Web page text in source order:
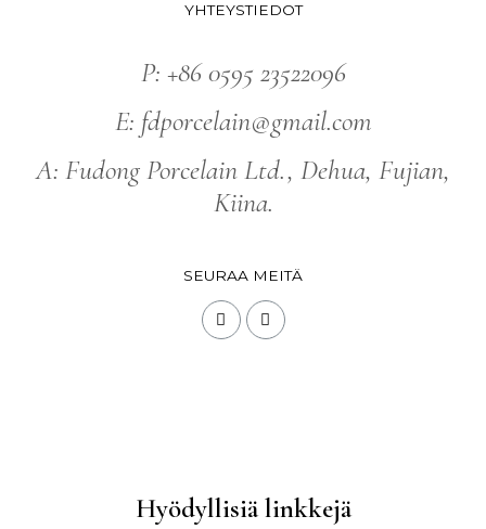
YHTEYSTIEDOT
P: +86 0595 23522096
E: fdporcelain@gmail.com
A: Fudong Porcelain Ltd., Dehua, Fujian,
Kiina.
SEURAA MEITÄ
Hyödyllisiä linkkejä